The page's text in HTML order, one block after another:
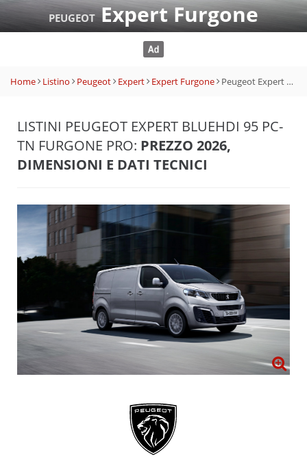
PEUGEOTExpert Furgone
Home Listino Peugeot Expert Expert Furgone Peugeot Expert BlueHDi 95 PC-TN Furgone Pro
LISTINI PEUGEOT EXPERT BLUEHDI 95 PC-
TN FURGONE PRO: PREZZO 2026,
DIMENSIONI E DATI TECNICI